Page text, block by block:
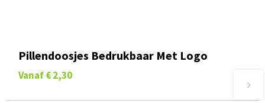
Pillendoosjes Bedrukbaar Met Logo
Vanaf € 2,30